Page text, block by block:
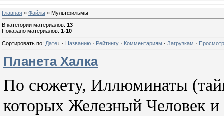
Главная » Файлы » Мультфильмы
В категории материалов: 13
Показано материалов: 1-10
Сортировать по: Дате · Названию · Рейтингу · Комментариям · Загрузкам ·
Планета Халка
По сюжету, Иллюминаты
которых Железный Человек